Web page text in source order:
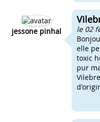
jessone pinhal
le 02
elle
toxic
pur